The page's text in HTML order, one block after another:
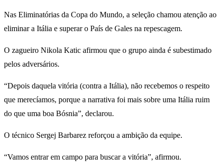
Nas Eliminatórias da Copa do Mundo, a seleção chamou atenção ao
eliminar a Itália e superar o País de Gales na repescagem.
O zagueiro Nikola Katic afirmou que o grupo ainda é subestimado
pelos adversários.
“Depois daquela vitória (contra a Itália), não recebemos o respeito
que merecíamos, porque a narrativa foi mais sobre uma Itália ruim
do que uma boa Bósnia”, declarou.
O técnico Sergej Barbarez reforçou a ambição da equipe.
“Vamos entrar em campo para buscar a vitória”, afirmou.